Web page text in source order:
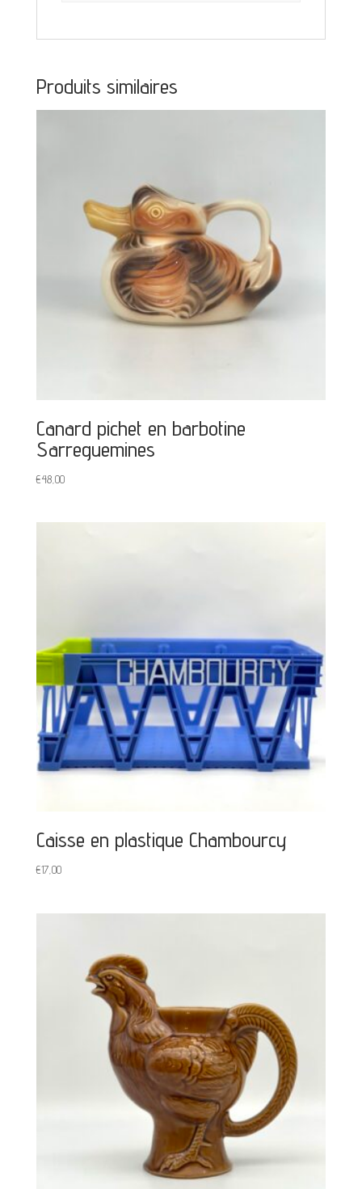
Produits similaires
Canard pichet en barbotine
Sarreguemines
€48,00
Caisse en plastique Chambourcy
€17,00